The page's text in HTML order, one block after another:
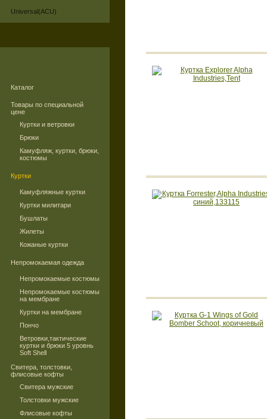
Universal(ACU)
Каталог
Товары по специальной
цене
Куртки и ветровки
Брюки
Камуфляж, куртки, брюки,
костюмы
Куртки
Камуфляжные куртки
Куртки милитари
Бушлаты
Жилеты
Кожаные куртки
Непромокаемая одежда
Непромокаемые костюмы
Непромокаемые костюмы
на мембране
Куртки на мембране
Пончо
Ветровки,тактические
куртки и брюки 5 уровнь
Soft Shell
Свитера, толстовки,
флисовые кофты
Свитера мужские
Толстовки мужские
Флисовые кофты